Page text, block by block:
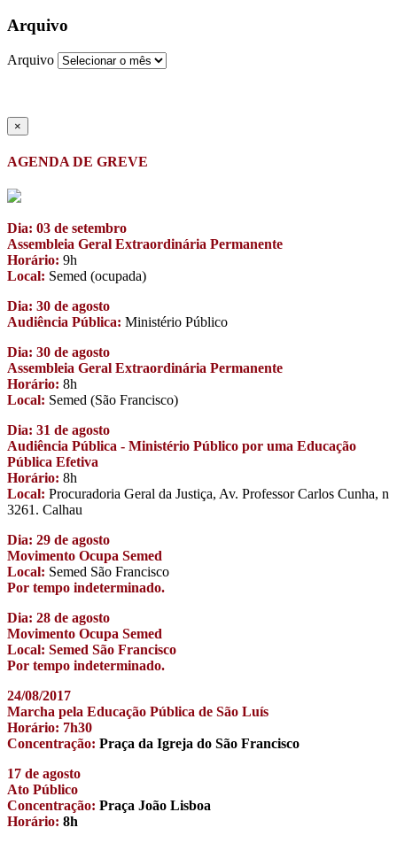
Arquivo
Arquivo
×
AGENDA DE GREVE
Dia: 03 de setembro
Assembleia Geral Extraordinária Permanente
Horário: 9h
Local: Semed (ocupada)
Dia: 30 de agosto
Audiência Pública: Ministério Público
Dia: 30 de agosto
Assembleia Geral Extraordinária Permanente
Horário: 8h
Local: Semed (São Francisco)
Dia: 31 de agosto
Audiência Pública - Ministério Público por uma Educação
Pública Efetiva
Horário: 8h
Local: Procuradoria Geral da Justiça, Av. Professor Carlos Cunha, n
3261. Calhau
Dia: 29 de agosto
Movimento Ocupa Semed
Local: Semed São Francisco
Por tempo indeterminado.
Dia: 28 de agosto
Movimento Ocupa Semed
Local: Semed São Francisco
Por tempo indeterminado.
24/08/2017
Marcha pela Educação Pública de São Luís
Horário: 7h30
Concentração: Praça da Igreja do São Francisco
17 de agosto
Ato Público
Concentração: Praça João Lisboa
Horário: 8h